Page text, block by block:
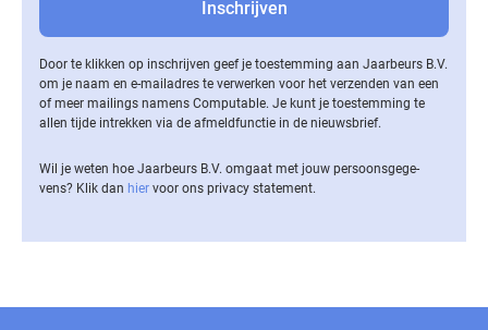
Door te klikken op inschrijven geef je toestemming aan Jaarbeurs B.V.
om je naam en e-mailadres te verwerken voor het verzenden van een
of meer mailings namens Computable. Je kunt je toestemming te
allen tijde intrekken via de af­meld­func­tie in de nieuwsbrief.
Wil je weten hoe Jaarbeurs B.V. omgaat met jouw per­soons­ge­ge­
vens? Klik dan hier voor ons privacy statement.